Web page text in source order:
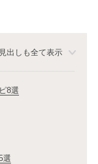
出しも全て表示
8選
選